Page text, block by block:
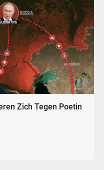
Zich Tegen Poetin